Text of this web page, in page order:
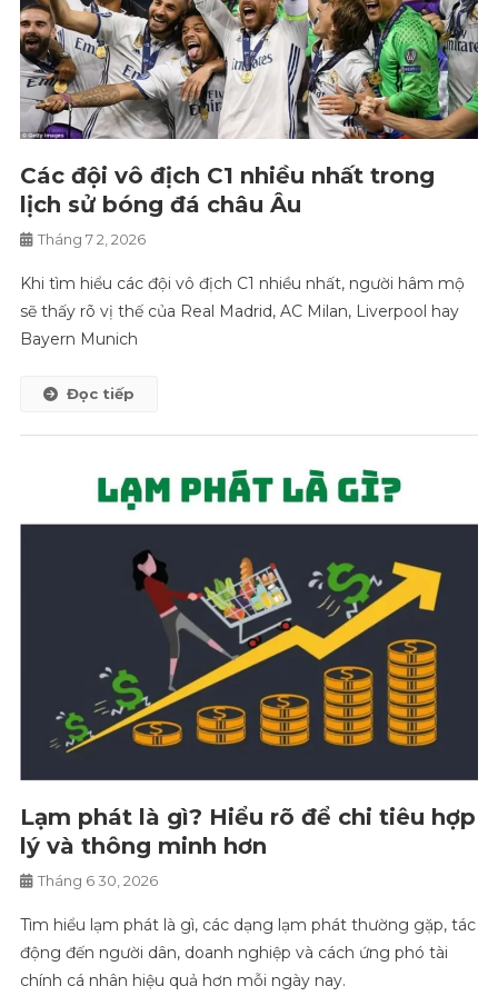
Các đội vô địch C1 nhiều nhất trong
lịch sử bóng đá châu Âu
Tháng 7 2, 2026
Khi tìm hiểu các đội vô địch C1 nhiều nhất, người hâm mộ
sẽ thấy rõ vị thế của Real Madrid, AC Milan, Liverpool hay
Bayern Munich
Đọc tiếp
Lạm phát là gì? Hiểu rõ để chi tiêu hợp
lý và thông minh hơn
Tháng 6 30, 2026
Tìm hiểu lạm phát là gì, các dạng lạm phát thường gặp, tác
động đến người dân, doanh nghiệp và cách ứng phó tài
chính cá nhân hiệu quả hơn mỗi ngày nay.